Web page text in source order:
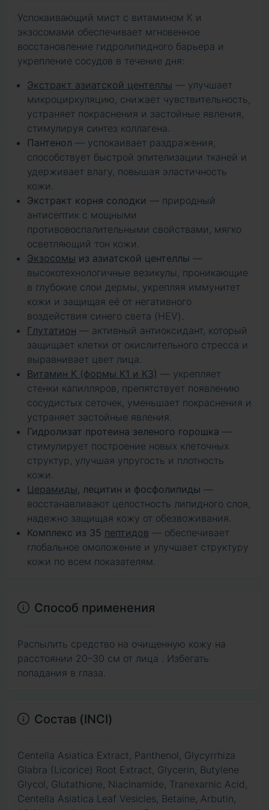
Успокаивающий мист с витамином К и
экзосомами обеспечивает мгновенное
восстановление гидролипидного барьера и
укрепление сосудов в течение дня:
Экстракт азиатской центеллы — улучшает
микроциркуляцию, снижает чувствительность,
устраняет покраснения и застойные явления,
стимулируя синтез коллагена.
Пантенол — успокаивает раздражения,
способствует быстрой эпителизации тканей и
удерживает влагу, повышая эластичность
кожи.
Экстракт корня солодки — природный
антисептик с мощными
противовоспалительными свойствами, мягко
осветляющий тон кожи.
Экзосомы из азиатской центеллы —
высокотехнологичные везикулы, проникающие
в глубокие слои дермы, укрепляя иммунитет
кожи и защищая её от негативного
воздействия синего света (HEV).
Глутатион — активный антиоксидант, который
защищает клетки от окислительного стресса и
выравнивает цвет лица.
Витамин К (формы К1 и К3) — укрепляет
стенки капилляров, препятствует появлению
сосудистых сеточек, уменьшает покраснения и
устраняет застойные явления.
Гидролизат протеина зеленого горошка —
стимулирует построение новых клеточных
структур, улучшая упругость и плотность
кожи.
Церамиды, лецитин и фосфолипиды —
восстанавливают целостность липидного слоя,
надежно защищая кожу от обезвоживания.
Комплекс из 35 пептидов — обеспечивает
глобальное омоложение и улучшает структуру
кожи по всем показателям.
Способ применения
Распылить средство на очищенную кожу на
расстоянии 20–30 см от лица . Избегать
попадания в глаза.
Состав (INCI)
Centella Asiatica Extract, Panthenol, Glycyrrhiza
Glabra (Licorice) Root Extract, Glycerin, Butylene
Glycol, Glutathione, Niacinamide, Tranexarnic Acid,
Centella Asiatica Leaf Vesicles, Betaine, Arbutin,